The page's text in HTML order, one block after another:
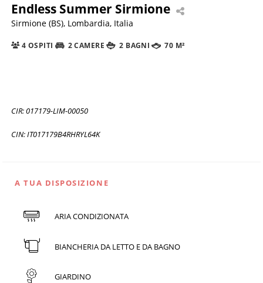
Endless Summer Sirmione
Sirmione (BS), Lombardia, Italia
4 OSPITI 2 CAMERE 2 BAGNI 70 M²
CIR: 017179-LIM-00050
CIN: IT017179B4RHRYL64K
A TUA DISPOSIZIONE
ARIA CONDIZIONATA
BIANCHERIA DA LETTO E DA BAGNO
GIARDINO